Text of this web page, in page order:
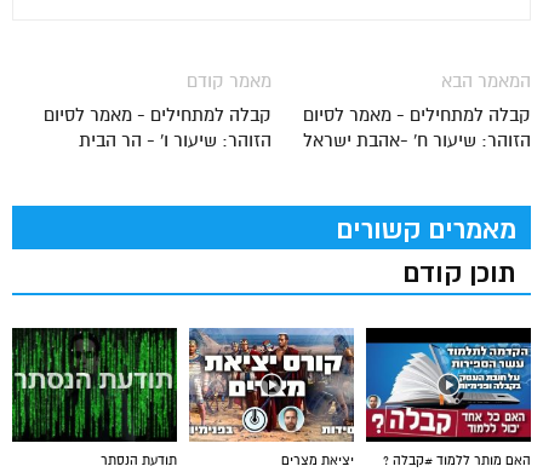
מאמר קודם
קבלה למתחילים - מאמר לסיום
הזוהר: שיעור ו' - הר הבית
המאמר הבא
קבלה למתחילים - מאמר לסיום
הזוהר: שיעור ח' -אהבת ישראל
מאמרים קשורים
תוכן קודם
תודעת הנסתר יציאת מצרים
האם מותר ללמוד #קבלה ?